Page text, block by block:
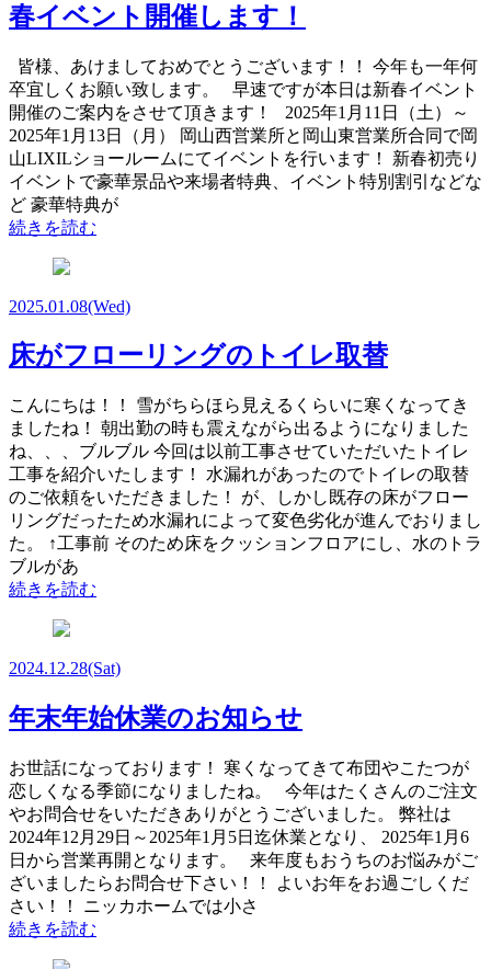
春イベント開催します！
皆様、あけましておめでとうございます！！ 今年も一年何
卒宜しくお願い致します。 早速ですが本日は新春イベント
開催のご案内をさせて頂きます！ 2025年1月11日（土）～
2025年1月13日（月） 岡山西営業所と岡山東営業所合同で岡
山LIXILショールームにてイベントを行います！ 新春初売り
イベントで豪華景品や来場者特典、イベント特別割引などな
ど 豪華特典が
続きを読む
2025.01.08(Wed)
床がフローリングのトイレ取替
こんにちは！！ 雪がちらほら見えるくらいに寒くなってき
ましたね！ 朝出勤の時も震えながら出るようになりました
ね、、、ブルブル 今回は以前工事させていただいたトイレ
工事を紹介いたします！ 水漏れがあったのでトイレの取替
のご依頼をいただきました！ が、しかし既存の床がフロー
リングだったため水漏れによって変色劣化が進んでおりまし
た。 ↑工事前 そのため床をクッションフロアにし、水のトラ
ブルがあ
続きを読む
2024.12.28(Sat)
年末年始休業のお知らせ
お世話になっております！ 寒くなってきて布団やこたつが
恋しくなる季節になりましたね。 今年はたくさんのご注文
やお問合せをいただきありがとうございました。 弊社は
2024年12月29日～2025年1月5日迄休業となり、 2025年1月6
日から営業再開となります。 来年度もおうちのお悩みがご
ざいましたらお問合せ下さい！！ よいお年をお過ごしくだ
さい！！ ニッカホームでは小さ
続きを読む